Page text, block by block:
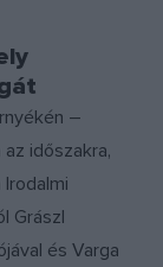
–
időszakra,
Grászl
és Varga